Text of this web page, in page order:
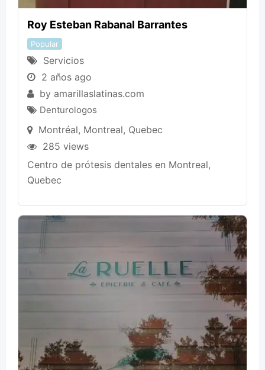
Roy Esteban Rabanal Barrantes
Popular
Servicios
2 años ago
by amarillaslatinas.com
Denturologos
Montréal, Montreal, Quebec
285 views
Centro de prótesis dentales en Montreal,
Quebec